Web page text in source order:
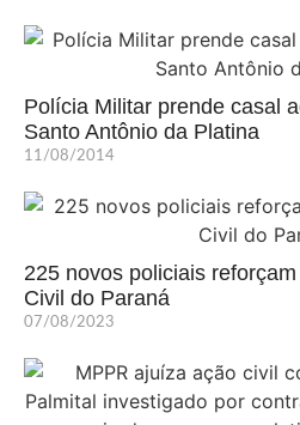
Polícia Militar prende casal
Santo Antônio da Platina
11/08/2014
225 novos policiais
Civil do Paraná
07/08/2023